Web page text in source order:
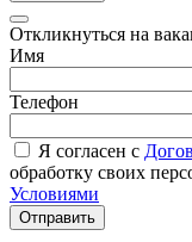
Откликнуться на
Имя
Телефон
Я согласен с
обработку своих
Условиями
Отправить